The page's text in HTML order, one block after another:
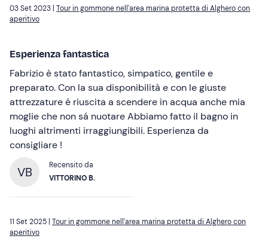
03 Set 2023 | Tour in gommone nell'area marina protetta di Alghero con
aperitivo
Esperienza fantastica
Fabrizio è stato fantastico, simpatico, gentile e
preparato. Con la sua disponibilità e con le giuste
attrezzature é riuscita a scendere in acqua anche mia
moglie che non sá nuotare Abbiamo fatto il bagno in
luoghi altrimenti irraggiungibili. Esperienza da
consigliare !
VB
Recensito da
VITTORINO B.
11 Set 2025 | Tour in gommone nell'area marina protetta di Alghero con
aperitivo